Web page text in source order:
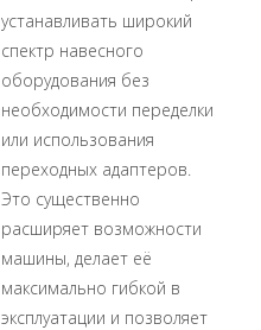
устанавливать широкий
спектр навесного
оборудования без
необходимости переделки
или использования
переходных адаптеров.
Это существенно
расширяет возможности
машины, делает её
максимально гибкой в
эксплуатации и позволяет